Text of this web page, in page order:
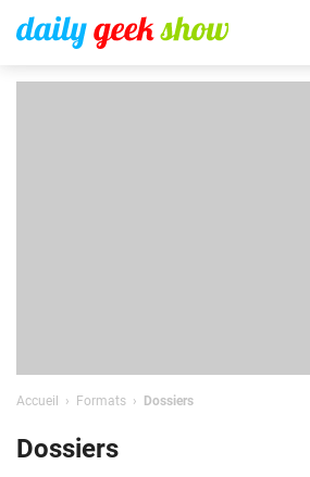
Accueil Formats Dossiers
Dossiers